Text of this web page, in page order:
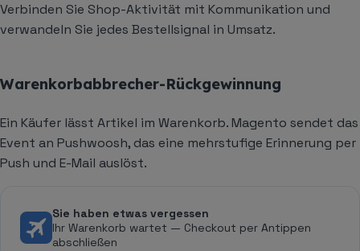
Verbinden Sie Shop-Aktivität mit Kommunikation und
verwandeln Sie jedes Bestellsignal in Umsatz.
Warenkorbabbrecher-Rückgewinnung
Ein Käufer lässt Artikel im Warenkorb. Magento sendet das
Event an Pushwoosh, das eine mehrstufige Erinnerung per
Push und E-Mail auslöst.
Sie haben etwas vergessen
Ihr Warenkorb wartet — Checkout per Antippen
abschließen